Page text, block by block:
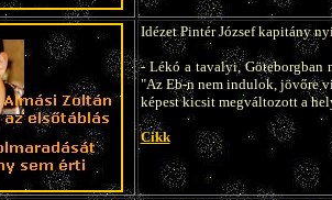
Idézet Pintér József kapitány
- Lékó a tavalyi, Göteborgban
"Az Eb-n nem indulok, jövőre
képest kicsit megváltozott a
Cikk